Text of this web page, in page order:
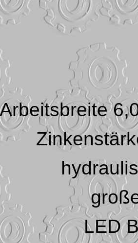
Arbeitsbreite
LED